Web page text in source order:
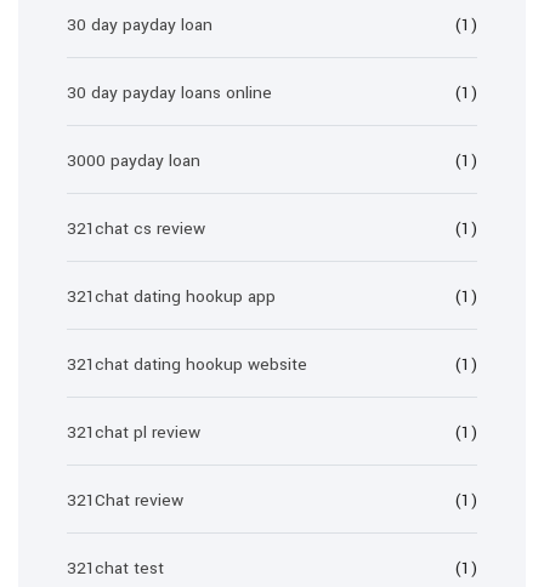
30 day payday loan (1)
30 day payday loans online (1)
3000 payday loan (1)
321chat cs review (1)
321chat dating hookup app (1)
321chat dating hookup website (1)
321chat pl review (1)
321Chat review (1)
321chat test (1)